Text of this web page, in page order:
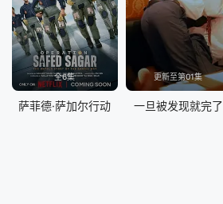
全6集
萨菲德·萨加尔行动
更新至第01集
一旦被发现就完了